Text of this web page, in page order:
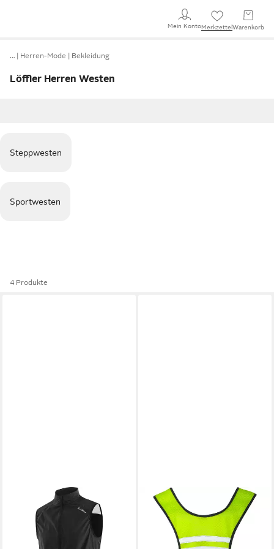
Mein KontoMerkzettel Warenkorb
… Herren-Mode Bekleidung
Löffler Herren Westen
Steppwesten
Sportwesten
4 Produkte